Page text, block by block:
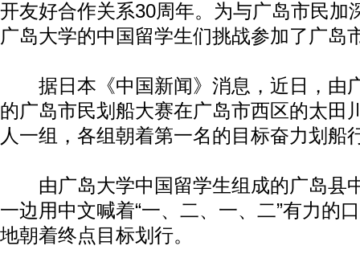
开友好合作关系30周年。为与广岛市民加
广岛大学的中国留学生们挑战参加了广岛
据日本《中国新闻》消息，近日，由
的广岛市民划船大赛在广岛市西区的太田
人一组，各组朝着第一名的目标奋力划船
由广岛大学中国留学生组成的广岛县
一边用中文喊着“一、二、一、二”有力的
地朝着终点目标划行。